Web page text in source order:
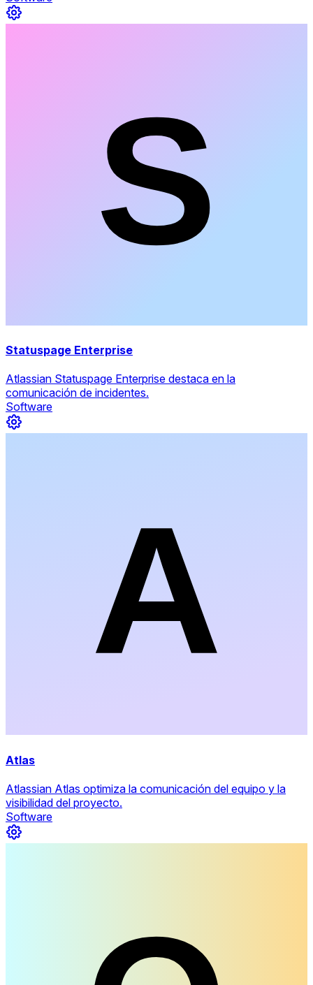
Statuspage Enterprise
Atlassian Statuspage Enterprise destaca en la
comunicación de incidentes.
Software
Atlas
Atlassian Atlas optimiza la comunicación del equipo y la
visibilidad del proyecto.
Software